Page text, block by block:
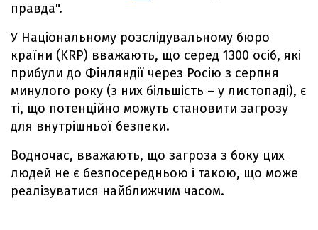
правда".
У Національному розслідувальному бюро
країни (KRP) вважають, що серед 1300 осіб, які
прибули до Фінляндії через Росію з серпня
минулого року (з них більшість – у листопаді), є
ті, що потенційно можуть становити загрозу
для внутрішньої безпеки.
Водночас, вважають, що загроза з боку цих
людей не є безпосередньою і такою, що може
реалізуватися найближчим часом.